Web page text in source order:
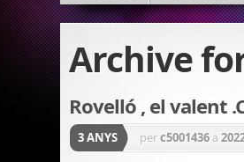
Archive
Rovelló , el valent
3 ANYS perc5001436 a